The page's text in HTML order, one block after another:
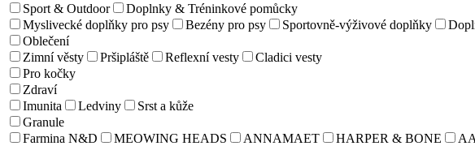
Sport & Outdoor
Doplnky & Tréninkové pomůcky
Myslivecké doplňky pro psy
Bezény pro psy Sportovně-výživové doplňky
Oblečení
Zimní věsty
Pršipláště Reflexní vesty
Cladici vesty
Pro kočky
Zdraví
Imunita
Ledviny
Srst a kůže
Granule
Farmina N&D
MEOWING HEADS ANNAMAET HARPER & BONE